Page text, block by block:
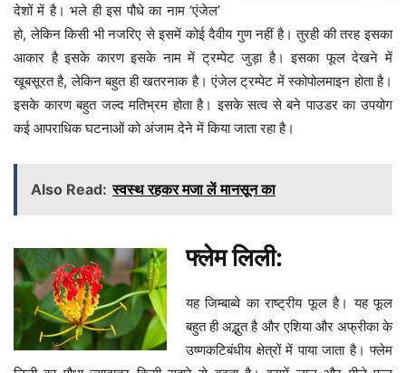
देशों में है। भले ही इस पौधे का नाम ‘एंजेल’
हो, लेकिन किसी भी नजरिए से इसमें कोई दैवीय गुण नहीं है। तुरही की तरह इसका
आकार है इसके कारण इसके नाम में ट्रम्पेट जुड़ा है। इसका फूल देखने में
खूबसूरत है, लेकिन बहुत ही खतरनाक है। एंजेल ट्रम्पेट में स्कोपोलमाइन होता है।
इसके कारण बहुत जल्द मतिभ्रम होता है। इसके सत्व से बने पाउडर का उपयोग
कई आपराधिक घटनाओं को अंजाम देने में किया जाता रहा है।
Also Read: स्वस्थ रहकर मजा लें मानसून का
फ्लेम लिली:
यह जिम्बाब्वे का राष्ट्रीय फूल है। यह फूल
बहुत ही अद्भुत है और एशिया और अफ्रीका के
उष्णकटिबंधीय क्षेत्रों में पाया जाता है। फ्लेम